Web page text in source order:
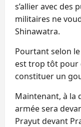
s’allier avec des
militaires ne
Shinawatra.
Pourtant selon
est trop tôt pour
constituer un
Maintenant, à la
armée sera
Prayut devant